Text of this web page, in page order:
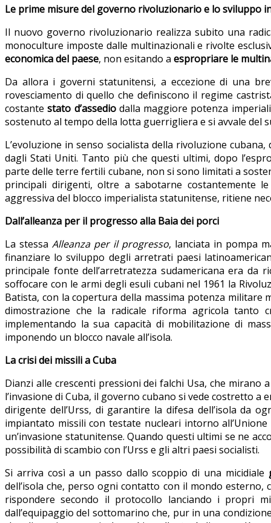
Le prime misure del governo rivoluzionario e lo sviluppo
Il nuovo governo rivoluzionario realizza subito una
monoculture imposte dalle multinazionali e rivolte
economica del paese, non esitando a espropriare le
Da allora i governi statunitensi, a eccezione di una
rovesciamento di quello che definiscono il regime
costantestato d’assediodalla maggiore potenza
sostenuto al tempo della lotta guerrigliera e si avvale del
L’evoluzione in senso socialista della rivoluzione
dagli Stati Uniti. Tanto più che questi ultimi, dopo
parte delle terre fertili cubane, non si sono limitati a
principali dirigenti, oltre a sabotarne costantemente
aggressiva del blocco imperialista statunitense, ritiene
Dall’alleanza per il progresso alla Baia dei porci
La stessaAlleanza per il progresso, lanciata in pompa
finanziare lo sviluppo degli arretrati paesi
principale fonte dell’arretratezza sudamericana era
soffocare con le armi degli esuli cubani nel 1961 la
Batista, con la copertura della massima potenza militare
dimostrazione che la radicale riforma agricola
implementando la sua capacità di mobilitazione di
imponendo un blocco navale all’isola.
La crisi dei missili a Cuba
Dianzi alle crescenti pressioni dei falchi Usa, che
l’invasione di Cuba, il governo cubano si vede costretto
dirigente dell’Urss, di garantire la difesa dell’isola da
impiantato missili con testate nucleari intorno
un’invasione statunitense. Quando questi ultimi se ne
possibilità di scambio con l’Urss e gli altri paesi socialisti.
Si arriva così a un passo dallo scoppio di una micidiale
dell’isola che, perso ogni contatto con il mondo
rispondere secondo il protocollo lanciando i propri
dall’equipaggio del sottomarino che, pur in una